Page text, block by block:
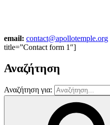
email: contact@apollotemple.org
title=”Contact form 1″]
Αναζήτηση
Αναζήτηση για: